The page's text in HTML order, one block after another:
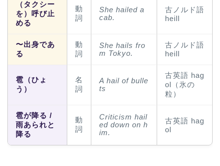
（タクシー
を）呼び止
める
動
詞
She hailed a
cab.
古ノルド語
heill
〜出身であ
る
動
詞
She hails fro
m Tokyo.
古ノルド語
heill
雹（ひょ
う）
名
詞
A hail of bulle
ts
古英語 hag
ol（氷の
粒）
雹が降る /
雨あられと
降る
動
詞
Criticism hail
ed down on h
im.
古英語 hag
ol